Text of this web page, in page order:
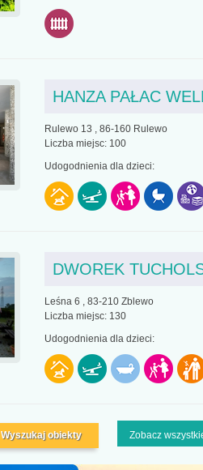
HANZA PAŁAC
Rulewo 13 , 86-160 Rulewo
Liczba miejsc: 100
Udogodnienia dla dzieci:
DWOREK
Leśna 6 , 83-210 Zblewo
Liczba miejsc: 130
Udogodnienia dla dzieci:
Wyszukaj obiekty Zobacz